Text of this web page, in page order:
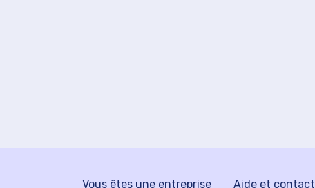
Vous êtes une entreprise Aide et contact